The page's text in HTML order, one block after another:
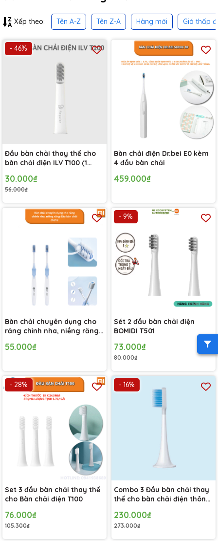
Xếp theo: Tên A-Z Tên Z-A Hàng mới Giá thấp
- 46%
Đầu bàn chải thay thế cho
bàn chải điện ILV T100 (1
30.000₫
56.000₫
Bàn chải điện Dr.bei E0 kèm
4 đầu bàn chải
459.000₫
Bàn chải chuyên dụng cho
răng chỉnh nha, niềng răng
55.000₫
- 9%
Sét 2 đầu bàn chải điện
BOMIDI T501
73.000₫
80.000₫
- 28%
Set 3 đầu bàn chải thay thế
cho Bàn chải điện T100
76.000₫
105.300₫
- 16%
Combo 3 Đầu bàn chải thay
thế cho bàn chải điện thông
230.000₫
273.000₫